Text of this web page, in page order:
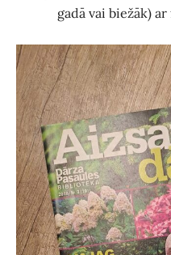
gadā vai biežāk)